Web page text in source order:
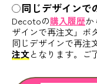
同じデザインで
Decotoの購入履歴か
ザインで再注文」ボ
同じデザインで再注
注文となります。ご